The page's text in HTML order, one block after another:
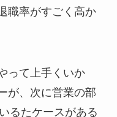
職率がすごく高か
って上手くいか
が、次に営業の部
るたケースがある